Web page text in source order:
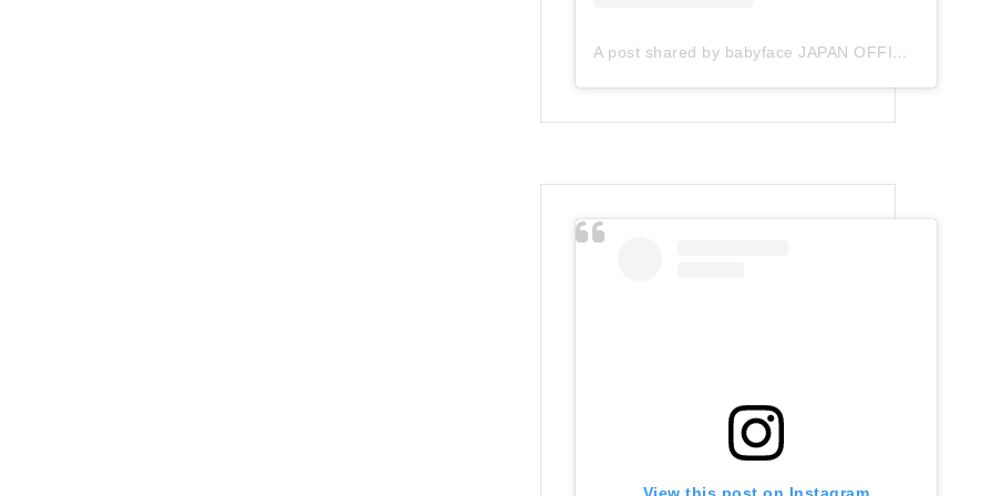
A post shared by babyface JAPAN OFFICIAL (@babyface_japan)
View this post on Instagram